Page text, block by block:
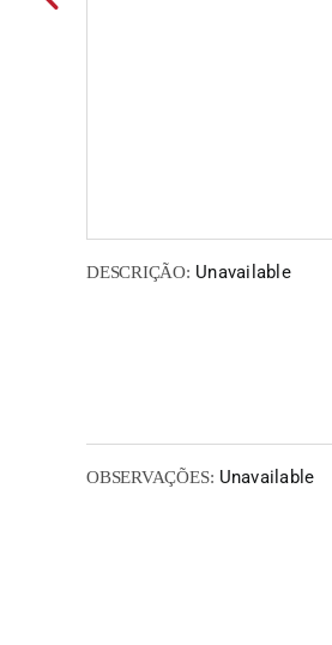
DESCRIÇÃO: Unavailable
OBSERVAÇÕES: Unavailable